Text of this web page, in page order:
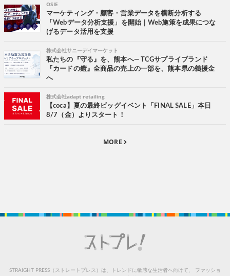
OSIE
マーケティング・顧客・営業データを横断分析する
「Webデータ分析支援」を開始｜Web施策を成果につな
げるデータ活用を支援
株式会社サニーデイマーケット
私たちの『守る』を、熊本へ― TCGサプライブランド
『カードの鎧』全商品の売上の一部を、熊本県の義援金
へ
株式会社adapt retailing
【coca】夏の最終ビッグイベント「FINAL SALE」本日
8/7（金）よりスタート！
MORE
STRAIGHT PRESS（ストレートプレス）は、トレンドに敏感な生活者へ向けて、 ファッショ